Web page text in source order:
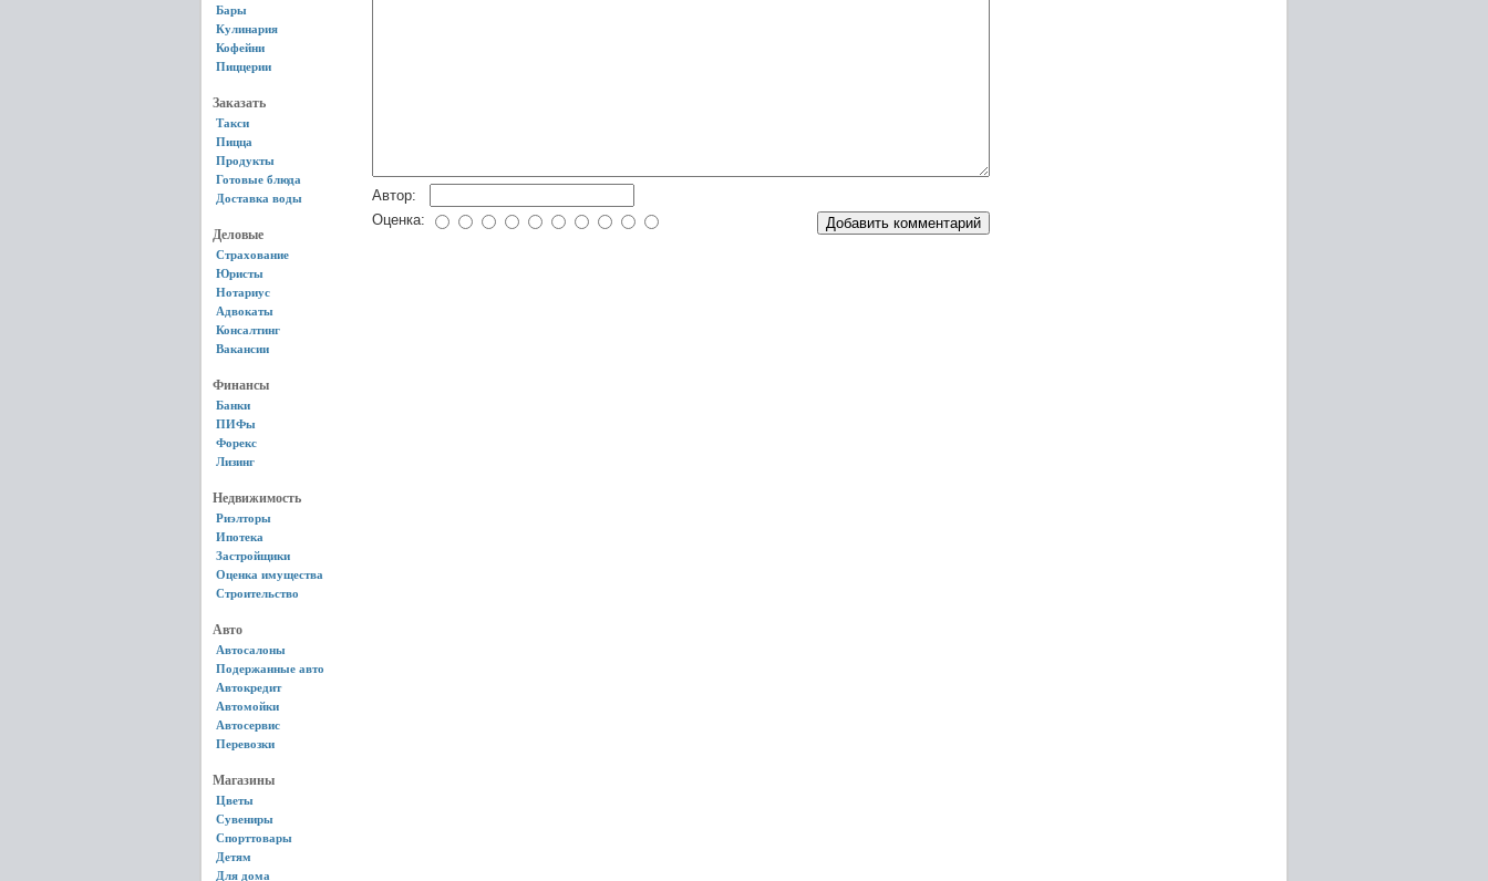
Бары
Кулинария
Кофейни
Пиццерии
Заказать
Такси
Пицца
Продукты
Готовые блюда
Доставка воды
Деловые
Страхование
Юристы
Нотариус
Адвокаты
Консалтинг
Вакансии
Финансы
Банки
ПИФы
Форекс
Лизинг
Недвижимость
Риэлторы
Ипотека
Застройщики
Оценка имущества
Строительство
Авто
Автосалоны
Подержанные авто
Автокредит
Автомойки
Автосервис
Перевозки
Магазины
Цветы
Сувениры
Спорттовары
Детям
Для дома
Автор:
Оценка: